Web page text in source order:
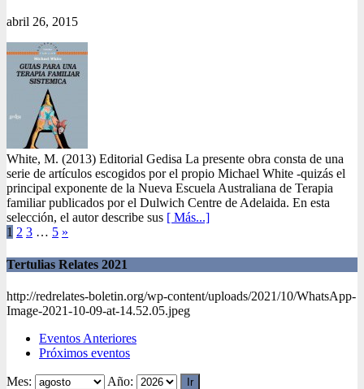
abril 26, 2015
White, M. (2013) Editorial Gedisa La presente obra consta de una
serie de artículos escogidos por el propio Michael White -quizás el
principal exponente de la Nueva Escuela Australiana de Terapia
familiar publicados por el Dulwich Centre de Adelaida. En esta
selección, el autor describe sus [ Más...]
1 2 3 … 5 »
Tertulias Relates 2021
http://redrelates-boletin.org/wp-content/uploads/2021/10/WhatsApp-
Image-2021-10-09-at-14.52.05.jpeg
Eventos Anteriores
Próximos eventos
Mes:
Año: